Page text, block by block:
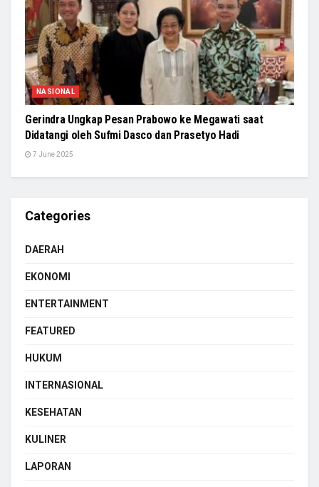
NASIONAL
Gerindra Ungkap Pesan Prabowo ke Megawati saat
Didatangi oleh Sufmi Dasco dan Prasetyo Hadi
7 June 2025
Categories
DAERAH
EKONOMI
ENTERTAINMENT
FEATURED
HUKUM
INTERNASIONAL
KESEHATAN
KULINER
LAPORAN